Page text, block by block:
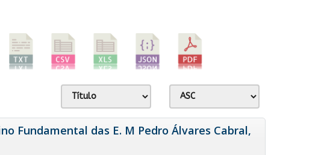
Fundamental das E. M Pedro Álvares Cabral,